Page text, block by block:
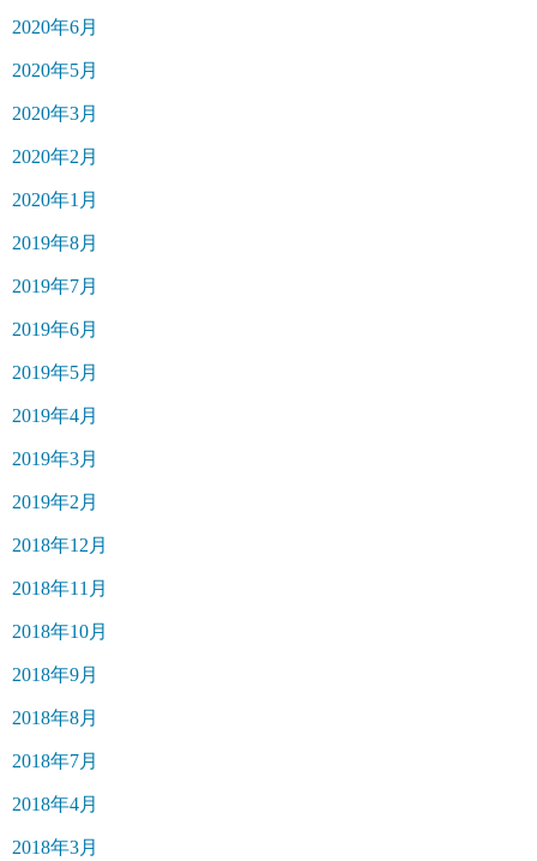
2020年6月
2020年5月
2020年3月
2020年2月
2020年1月
2019年8月
2019年7月
2019年6月
2019年5月
2019年4月
2019年3月
2019年2月
2018年12月
2018年11月
2018年10月
2018年9月
2018年8月
2018年7月
2018年4月
2018年3月